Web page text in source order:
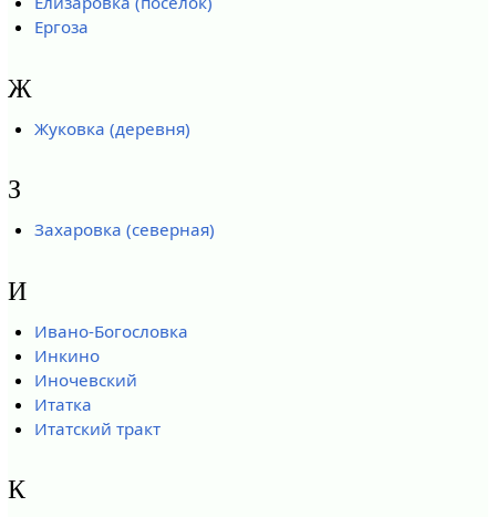
Ергоза
Ж
Жуковка (деревня)
З
Захаровка (северная)
И
Ивано-Богословка
Инкино
Иночевский
Итатка
Итатский тракт
К